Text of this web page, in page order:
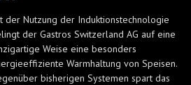
der Nutzung der Induktionstechnologie
der Gastros Switzerland AG auf eine
Weise eine besonders
Warmhaltung von Speisen.
bisherigen Systemen spart das